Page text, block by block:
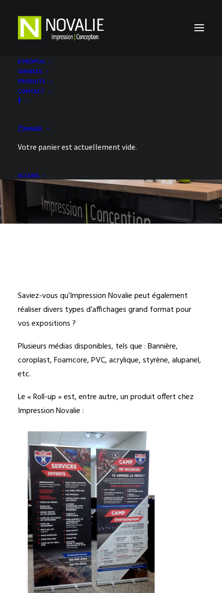
À PROPOS
SERVICES
PRODUITS
CONTACT
PANIER
Votre panier est actuellement vide.
ACCUEIL
... des Roll-up aussi !
Saviez-vous qu’Impression Novalie peut également
réaliser divers types d’affichages grand format pour
vos expositions ?
Plusieurs médias disponibles, tels que : Bannière,
coroplast, Foamcore, PVC, acrylique, styrène, alupanel,
etc.
Le « Roll-up » est, entre autre, un produit offert chez
Impression Novalie :